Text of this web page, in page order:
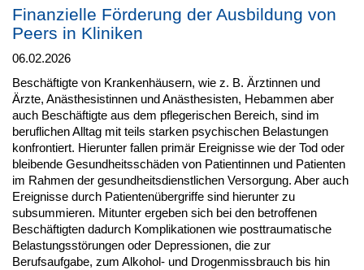
Finanzielle Förderung der Ausbildung von
Peers in Kliniken
06.02.2026
Beschäftigte von Krankenhäusern, wie z. B. Ärztinnen und
Ärzte, Anästhesistinnen und Anästhesisten, Hebammen aber
auch Beschäftigte aus dem pflegerischen Bereich, sind im
beruflichen Alltag mit teils starken psychischen Belastungen
konfrontiert. Hierunter fallen primär Ereignisse wie der Tod oder
bleibende Gesundheitsschäden von Patientinnen und Patienten
im Rahmen der gesundheitsdienstlichen Versorgung. Aber auch
Ereignisse durch Patientenübergriffe sind hierunter zu
subsummieren. Mitunter ergeben sich bei den betroffenen
Beschäftigten dadurch Komplikationen wie posttraumatische
Belastungsstörungen oder Depressionen, die zur
Berufsaufgabe, zum Alkohol- und Drogenmissbrauch bis hin